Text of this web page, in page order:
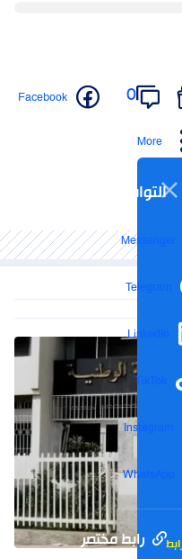
0
Facebook
More
التواصل الاجتماعي
Messenger
Telegram
LinkedIn
TikTok
Instagram
WhatsApp
رابط مختصر